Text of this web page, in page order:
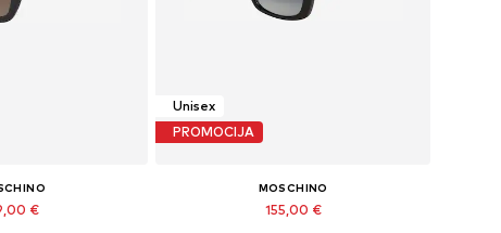
€
Unisex
PROMOCIJA
MOSCHINO
155,00 €